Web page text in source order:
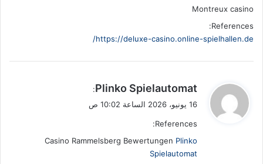
Montreux casino
References:
https://deluxe-casino.online-spielhallen.de/
ي
ق
ل
Plinko Spielautomat
:
16 يونيو، 2026 الساعة 10:02 ص
References:
Casino Rammelsberg Bewertungen Plinko
Spielautomat